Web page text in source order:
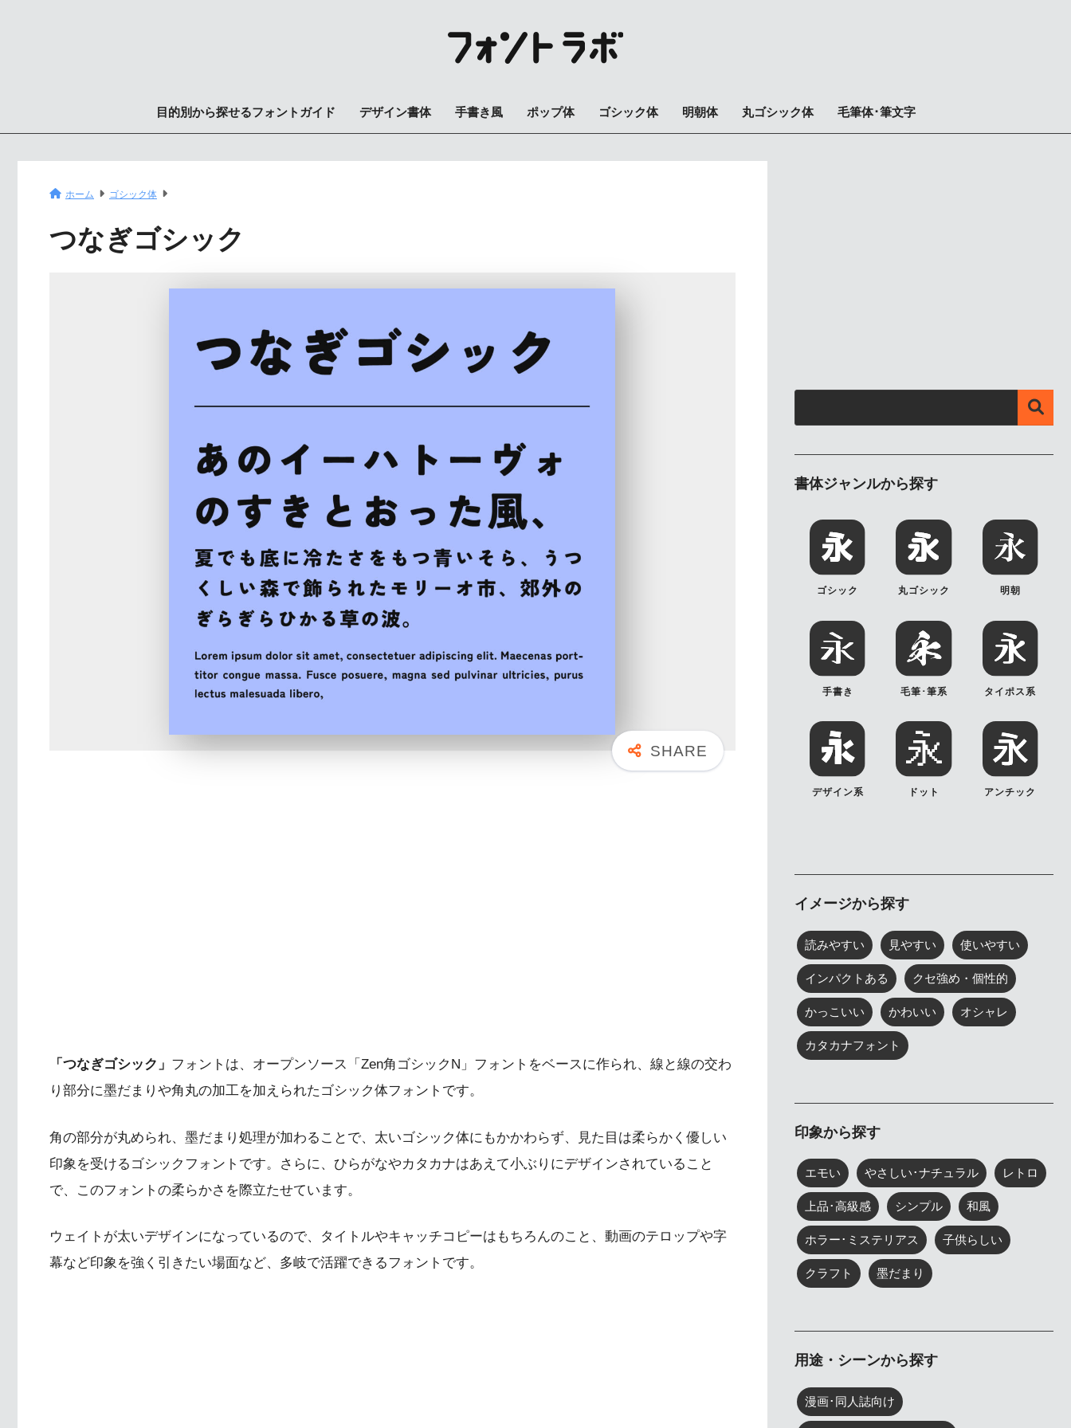
目的別から探せるフォントガイド デザイン書体 手書き風 ポップ体 ゴシック体 明朝体 丸ゴシック体 毛筆体･筆文字
ホーム ゴシック体
つなぎゴシック
「つなぎゴシック」 フォントは、オープンソース「Zen角ゴシックN」フォントをベースに作られ、線と線の交わ
り部分に墨だまりや角丸の加工を加えられたゴシック体フォントです。
角の部分が丸められ、墨だまり処理が加わることで、太いゴシック体にもかかわらず、見た目は柔らかく優しい
印象を受けるゴシックフォントです。さらに、ひらがなやカタカナはあえて小ぶりにデザインされていること
で、このフォントの柔らかさを際立たせています。
ウェイトが太いデザインになっているので、タイトルやキャッチコピーはもちろんのこと、動画のテロップや字
幕など印象を強く引きたい場面など、多岐で活躍できるフォントです。
書体ジャンルから探す
ゴシック 丸ゴシック 明朝
手書き 毛筆･筆系 タイポス系
デザイン系 ドット アンチック
イメージから探す
読みやすい 見やすい 使いやすい
インパクトある クセ強め・個性的
かっこいい かわいい オシャレ
カタカナフォント
印象から探す
エモい やさしい･ナチュラル レトロ
上品･高級感 シンプル 和風
ホラー･ミステリアス 子供らしい
クラフト 墨だまり
用途・シーンから探す
漫画･同人誌向け